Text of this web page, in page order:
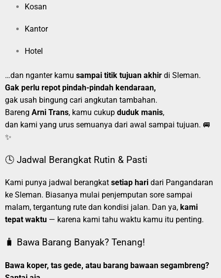
Kosan
Kantor
Hotel
…dan nganter kamu sampai titik tujuan akhir di Sleman.
Gak perlu repot pindah-pindah kendaraan,
gak usah bingung cari angkutan tambahan.
Bareng Arni Trans, kamu cukup duduk manis,
dan kami yang urus semuanya dari awal sampai tujuan. 🚐
✨
🕓 Jadwal Berangkat Rutin & Pasti
Kami punya jadwal berangkat setiap hari dari Pangandaran
ke Sleman. Biasanya mulai penjemputan sore sampai
malam, tergantung rute dan kondisi jalan. Dan ya, kami
tepat waktu — karena kami tahu waktu kamu itu penting.
🧳 Bawa Barang Banyak? Tenang!
Bawa koper, tas gede, atau barang bawaan segambreng?